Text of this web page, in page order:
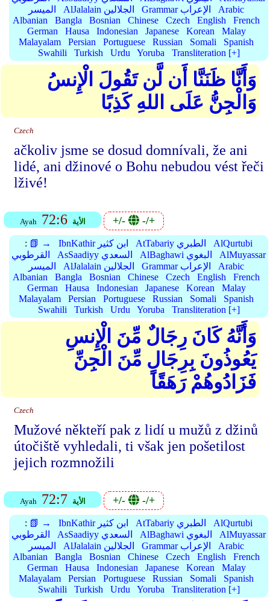
الميسر
AlJalalain الجلالين Grammar الإعراب
Arabic
Albanian
Bangla Bosnian Chinese Czech English
French
German
Hausa Indonesian Japanese Korean
Malay
Malayalam
Persian Portuguese Russian Somali
Spanish
Swahili
Turkish Urdu Yoruba Transliteration [+]
وَأَنَّا ظَنَنَّا أَن لَّن تَقُولَ الْإِنسُ
وَالْجِنُّ عَلَى اللهِ كَذِبًا
Czech
ačkoliv jsme se dosud domnívali, že ani
lidé, ani džinové o Bohu nebudou vést řeči
lživé!
Ayah 72:6 الأية +/- -/+
: 📗 → IbnKathir ابن كثير AtTabariy الطبري
AlQurtubi
القرطوبي
AsSaadiyy السعدي AlBaghawi البغوي
AlMuyassar
الميسر
AlJalalain الجلالين Grammar الإعراب
Arabic
Albanian
Bangla Bosnian Chinese Czech English
French
German
Hausa Indonesian Japanese Korean
Malay
Malayalam
Persian Portuguese Russian Somali
Spanish
Swahili
Turkish Urdu Yoruba Transliteration [+]
وَأَنَّهُ كَانَ رِجَالٌ مِّنَ الْإِنسِ
يَعُوذُونَ بِرِجَالٍ مِّنَ الْجِنِّ
فَزَادُوهُمْ رَهَقًا
Czech
Mužové někteří pak z lidí u mužů z džinů
útočiště vyhledali, ti však jen pošetilost
jejich rozmnožili
Ayah 72:7 الأية +/- -/+
: 📗 → IbnKathir ابن كثير AtTabariy الطبري
AlQurtubi
القرطوبي
AsSaadiyy السعدي AlBaghawi البغوي
AlMuyassar
الميسر
AlJalalain الجلالين Grammar الإعراب
Arabic
Albanian
Bangla Bosnian Chinese Czech English
French
German
Hausa Indonesian Japanese Korean
Malay
Malayalam
Persian Portuguese Russian Somali
Spanish
Swahili
Turkish Urdu Yoruba Transliteration [+]